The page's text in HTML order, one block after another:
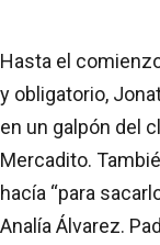
Hasta el
y obligatorio,
en un galpón del
Mercadito.
hacía “para
Analía Álvarez.